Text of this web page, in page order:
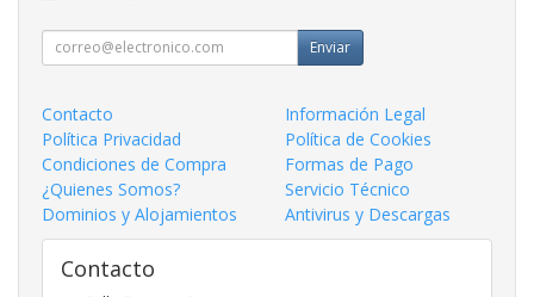
Enviar
Contacto
Información Legal
Política Privacidad
Política de Cookies
Condiciones de Compra
Formas de Pago
¿Quienes Somos?
Servicio Técnico
Dominios y Alojamientos
Antivirus y Descargas
Contacto